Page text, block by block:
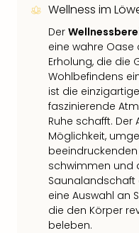
Wellness im
Der
eine wahre Oase
Erholung, die die
Wohlbefindens
ist die
faszinierende
Ruhe schafft.
Möglichkeit,
beeindruckenden
schwimmen und
Saunalandschaft
eine Auswahl an
die den Körper
beleben.